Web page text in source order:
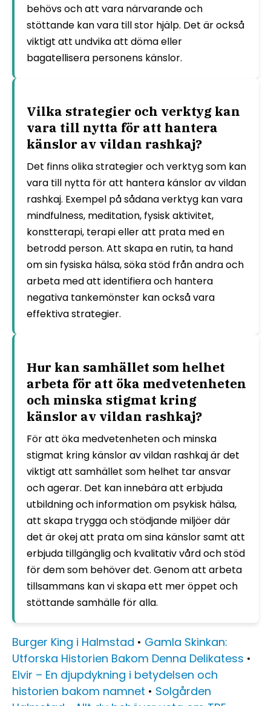
behövs och att vara närvarande och
stöttande kan vara till stor hjälp. Det är också
viktigt att undvika att döma eller
bagatellisera personens känslor.
Vilka strategier och verktyg kan
vara till nytta för att hantera
känslor av vildan rashkaj?
Det finns olika strategier och verktyg som kan
vara till nytta för att hantera känslor av vildan
rashkaj. Exempel på sådana verktyg kan vara
mindfulness, meditation, fysisk aktivitet,
konstterapi, terapi eller att prata med en
betrodd person. Att skapa en rutin, ta hand
om sin fysiska hälsa, söka stöd från andra och
arbeta med att identifiera och hantera
negativa tankemönster kan också vara
effektiva strategier.
Hur kan samhället som helhet
arbeta för att öka medvetenheten
och minska stigmat kring
känslor av vildan rashkaj?
För att öka medvetenheten och minska
stigmat kring känslor av vildan rashkaj är det
viktigt att samhället som helhet tar ansvar
och agerar. Det kan innebära att erbjuda
utbildning och information om psykisk hälsa,
att skapa trygga och stödjande miljöer där
det är okej att prata om sina känslor samt att
erbjuda tillgänglig och kvalitativ vård och stöd
för dem som behöver det. Genom att arbeta
tillsammans kan vi skapa ett mer öppet och
stöttande samhälle för alla.
Burger King i Halmstad • Gamla Skinkan:
Utforska Historien Bakom Denna Delikatess •
Elvir – En djupdykning i betydelsen och
historien bakom namnet • Solgården